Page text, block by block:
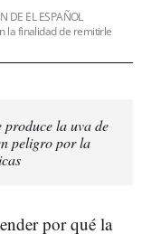
DE EL ESPAÑOL
la finalidad de remitirle
produce la uva de
peligro por la
por qué la